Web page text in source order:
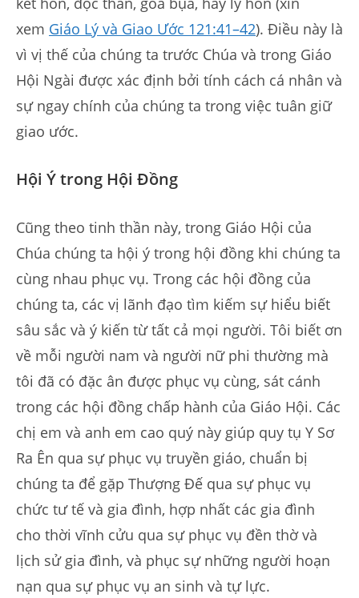
xem Giáo Lý và Giao Ước 121:41–42). Điều này là
vì vị thế của chúng ta trước Chúa và trong Giáo
Hội Ngài được xác định bởi tính cách cá nhân và
sự ngay chính của chúng ta trong việc tuân giữ
giao ước.
Hội Ý trong Hội Đồng
Cũng theo tinh thần này, trong Giáo Hội của
Chúa chúng ta hội ý trong hội đồng khi chúng ta
cùng nhau phục vụ. Trong các hội đồng của
chúng ta, các vị lãnh đạo tìm kiếm sự hiểu biết
sâu sắc và ý kiến từ tất cả mọi người. Tôi biết ơn
về mỗi người nam và người nữ phi thường mà
tôi đã có đặc ân được phục vụ cùng, sát cánh
trong các hội đồng chấp hành của Giáo Hội. Các
chị em và anh em cao quý này giúp quy tụ Y Sơ
Ra Ên qua sự phục vụ truyền giáo, chuẩn bị
chúng ta để gặp Thượng Đế qua sự phục vụ
chức tư tế và gia đình, hợp nhất các gia đình
cho thời vĩnh cửu qua sự phục vụ đền thờ và
lịch sử gia đình, và phục sự những người hoạn
nạn qua sự phục vụ an sinh và tự lực.